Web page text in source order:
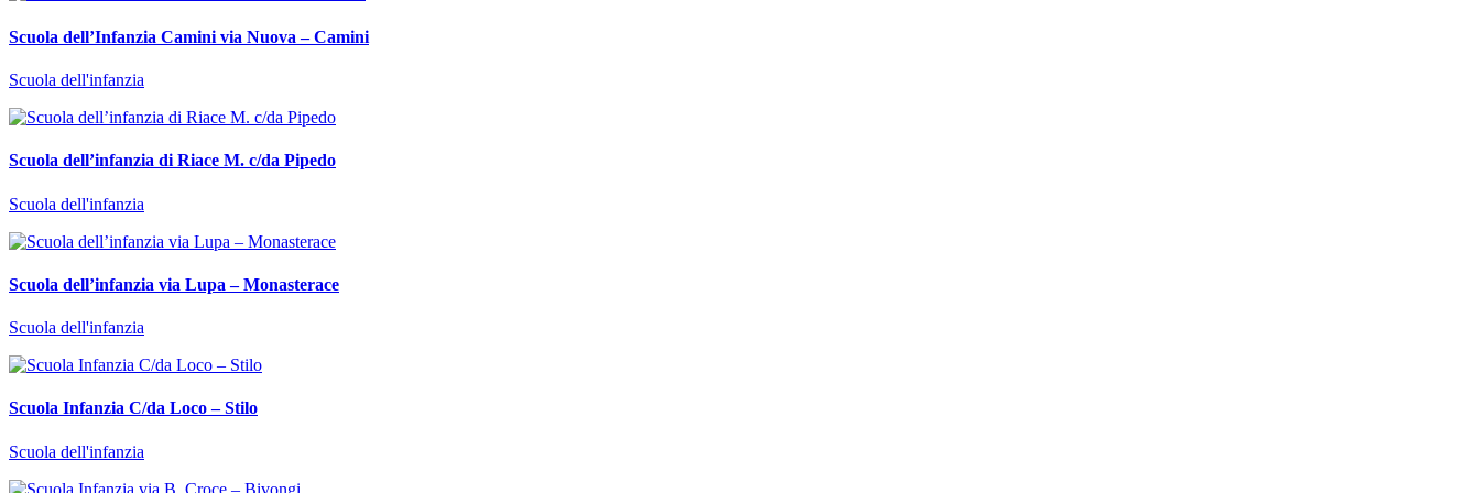
Scuola dell’Infanzia Camini via Nuova – Camini
Scuola dell'infanzia
Scuola dell’infanzia di Riace M. c/da Pipedo
Scuola dell'infanzia
Scuola dell’infanzia via Lupa – Monasterace
Scuola dell'infanzia
Scuola Infanzia C/da Loco – Stilo
Scuola dell'infanzia